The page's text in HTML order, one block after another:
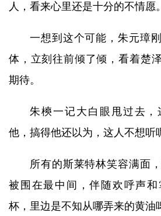
人，看来心里还是十分的不情愿。
一想到这个可能，朱元璋
体，立刻往前倾了倾，看着楚
期待。
朱樉一记大白眼甩过去
他，搞得他还以为，这人不想听
所有的斯莱特林笑容满面
被围在最中间，伴随欢呼声
杯，里边是不知从哪弄来的黄油